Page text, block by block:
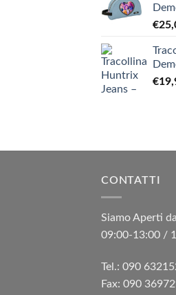
€
€
CONTATTI
Siamo Aperti
09:00-13:00 /
Tel.: 090
Fax: 090